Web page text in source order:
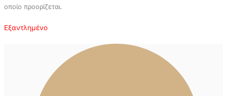
οποίο προορίζεται.
Εξαντλημένο